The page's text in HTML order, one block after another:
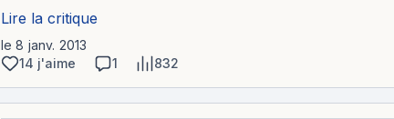
Lire la critique
le 8 janv. 2013
14 j'aime
1 832